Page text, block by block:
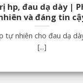
hp, đau dạ dày |
và đáng tin
tự nhiên cho đau dạ
[...]